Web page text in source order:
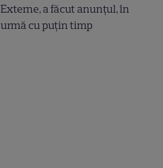
Externe, a făcut anunțul, în
urmă cu puțin timp